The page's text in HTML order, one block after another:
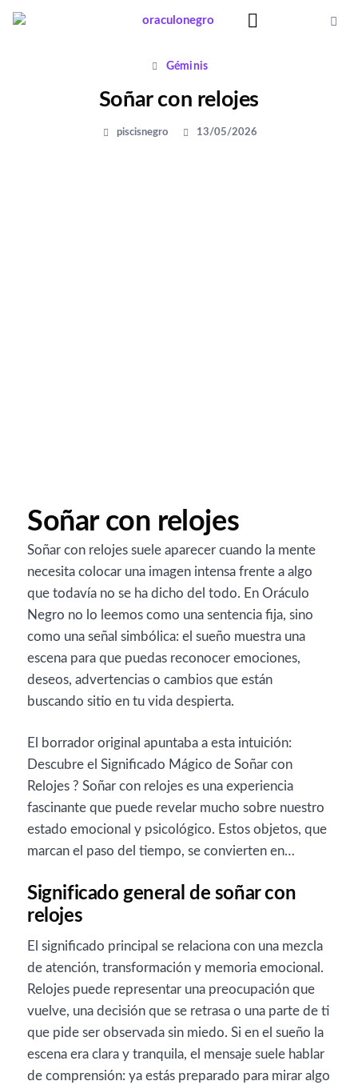
Géminis
Soñar con relojes
piscisnegro 13/05/2026
Soñar con relojes
Soñar con relojes suele aparecer cuando la mente
necesita colocar una imagen intensa frente a algo
que todavía no se ha dicho del todo. En Oráculo
Negro no lo leemos como una sentencia fija, sino
como una señal simbólica: el sueño muestra una
escena para que puedas reconocer emociones,
deseos, advertencias o cambios que están
buscando sitio en tu vida despierta.
El borrador original apuntaba a esta intuición:
Descubre el Significado Mágico de Soñar con
Relojes ? Soñar con relojes es una experiencia
fascinante que puede revelar mucho sobre nuestro
estado emocional y psicológico. Estos objetos, que
marcan el paso del tiempo, se convierten en…
Significado general de soñar con
relojes
El significado principal se relaciona con una mezcla
de atención, transformación y memoria emocional.
Relojes puede representar una preocupación que
vuelve, una decisión que se retrasa o una parte de ti
que pide ser observada sin miedo. Si en el sueño la
escena era clara y tranquila, el mensaje suele hablar
de comprensión: ya estás preparado para mirar algo